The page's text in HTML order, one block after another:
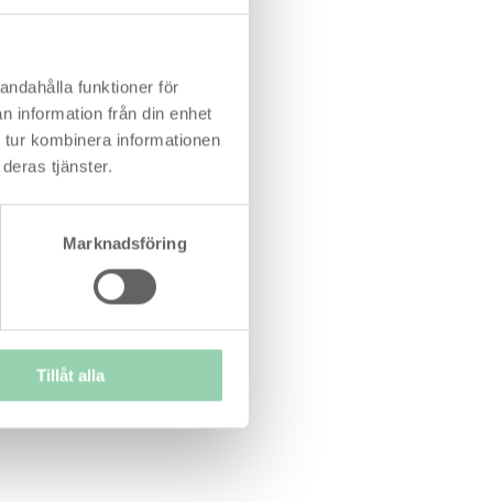
funktioner för
information från din enhet
kombinera informationen
tjänster.
Marknadsföring
Tillåt alla